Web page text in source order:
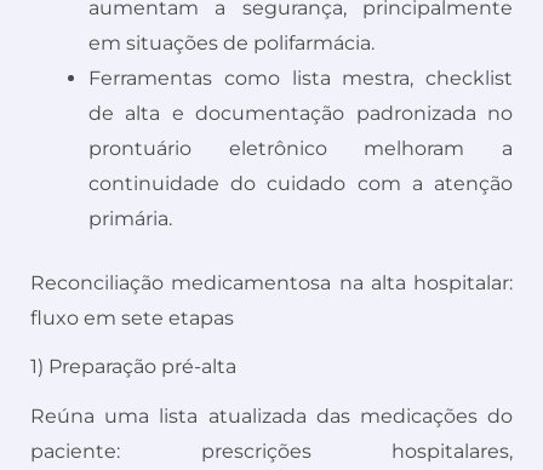
aumentam a segurança, principalmente
em situações de polifarmácia.
Ferramentas como lista mestra, checklist
de alta e documentação padronizada no
prontuário eletrônico melhoram a
continuidade do cuidado com a atenção
primária.
Reconciliação medicamentosa na alta hospitalar:
fluxo em sete etapas
1) Preparação pré-alta
Reúna uma lista atualizada das medicações do
paciente: prescrições hospitalares,